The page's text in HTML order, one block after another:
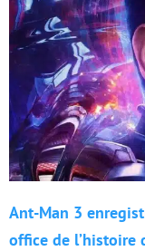
Ant-Man 3
office de l’histoire